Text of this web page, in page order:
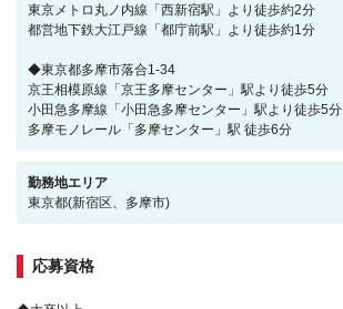
東京メトロ丸ノ内線「西新宿駅」より徒歩約2分
都営地下鉄大江戸線「都庁前駅」より徒歩約1分
◆東京都多摩市落合1-34
京王相模原線「京王多摩センター」駅より徒歩5分
小田急多摩線「小田急多摩センター」駅より徒歩5分
多摩モノレール「多摩センター」駅 徒歩6分
勤務地エリア
東京都(新宿区、多摩市)
応募資格